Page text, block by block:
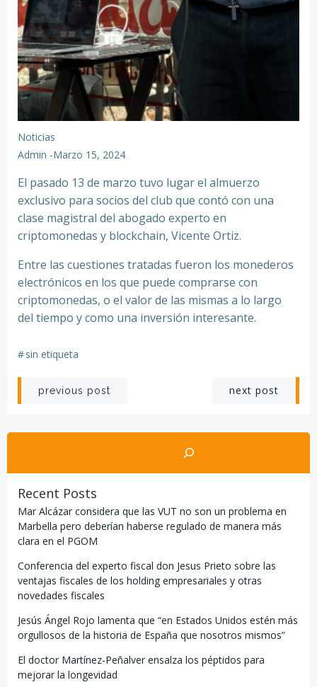
Noticias
Admin -Marzo 15, 2024
El pasado 13 de marzo tuvo lugar el almuerzo
exclusivo para socios del club que contó con una
clase magistral del abogado experto en
criptomonedas y blockchain, Vicente Ortiz.
Entre las cuestiones tratadas fueron los monederos
electrónicos en los que puede comprarse con
criptomonedas, o el valor de las mismas a lo largo
del tiempo y como una inversión interesante.
#sin etiqueta
Navegación
por
entradas
previous post
Navegación
por
las
next post
Buscar
Recent Posts
Mar Alcázar considera que las VUT no son un problema en
Marbella pero deberían haberse regulado de manera más
clara en el PGOM
Conferencia del experto fiscal don Jesus Prieto sobre las
ventajas fiscales de los holding empresariales y otras
novedades fiscales
Jesús Ángel Rojo lamenta que “en Estados Unidos estén más
orgullosos de la historia de España que nosotros mismos”
El doctor Martínez-Peñalver ensalza los péptidos para
mejorar la longevidad